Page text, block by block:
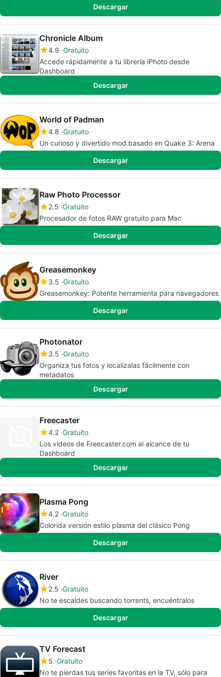
Descargar
Chronicle Album
4.9 Gratuito
Accede rápidamente a tu librería iPhoto desde
Dashboard
Descargar
World of Padman
4.8 Gratuito
Un curioso y divertido mod basado en Quake 3: Arena
Descargar
Raw Photo Processor
2.5 Gratuito
Procesador de fotos RAW gratuito para Mac
Descargar
Greasemonkey
3.5 Gratuito
Greasemonkey: Potente herramienta para navegadores
Descargar
Photonator
3.5 Gratuito
Organiza tus fotos y localízalas fácilmente con
metadatos
Descargar
Freecaster
4.2 Gratuito
Los vídeos de Freecaster.com al alcance de tu
Dashboard
Descargar
Plasma Pong
4.2 Gratuito
Colorida versión estilo plasma del clásico Pong
Descargar
River
2.5 Gratuito
No te escaldes buscando torrents, encuéntralos
Descargar
TV Forecast
5 Gratuito
No te pierdas tus series favoritas en la TV, sólo para